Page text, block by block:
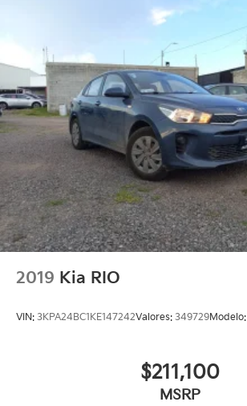
2019 Kia RIO
VIN: 3KPA24BC1KE147242Valores: 349729Modelo:
$211,100
MSRP